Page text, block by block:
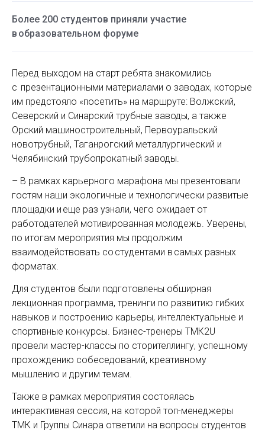
Более 200 студентов приняли участие
в образовательном форуме
Перед выходом на старт ребята знакомились
с презентационными материалами о заводах, которые
им предстояло «посетить» на маршруте: Волжский,
Северский и Синарский трубные заводы, а также
Орский машиностроительный, Первоуральский
новотрубный, Таганрогский металлургический и
Челябинский трубопрокатный заводы.
– В рамках карьерного марафона мы презентовали
гостям наши экологичные и технологически развитые
площадки и еще раз узнали, чего ожидает от
работодателей мотивированная молодежь. Уверены,
по итогам мероприятия мы продолжим
взаимодействовать со студентами в самых разных
форматах.
Для студентов были подготовлены обширная
лекционная программа, тренинги по развитию гибких
навыков и построению карьеры, интеллектуальные и
спортивные конкурсы. Бизнес-тренеры ТМК2U
провели мастер-классы по сторителлингу, успешному
прохождению собеседований, креативному
мышлению и другим темам.
Также в рамках мероприятия состоялась
интерактивная сессия, на которой топ-менеджеры
ТМК и Группы Синара ответили на вопросы студентов